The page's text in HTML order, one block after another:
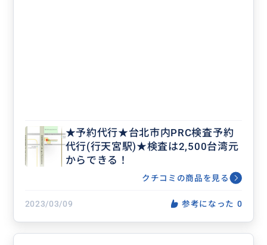
★予約代行★台北市内PRC検査予約
代行(行天宮駅)★検査は2,500台湾元
からできる！
クチコミの商品を見る
2023/03/09 参考になった 0